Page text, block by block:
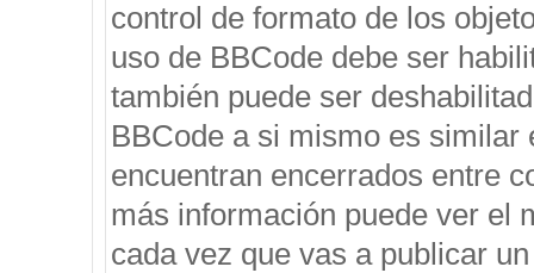
control de formato de los
uso de BBCode debe ser
también puede ser
BBCode a si mismo es
encuentran encerrados entre
más información puede ver el
cada vez que vas a publicar